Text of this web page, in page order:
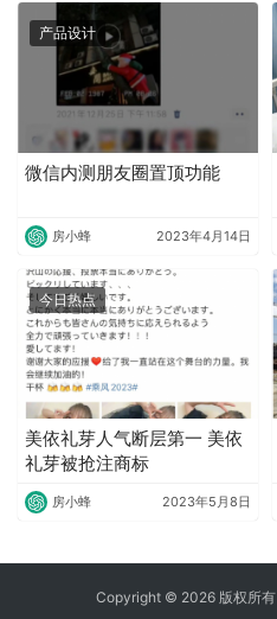
产品设计
微信内测朋友圈置顶功能
房小蜂 2023年4月14日
今日热点
美依礼芽人气断层第一 美依
礼芽被抢注商标
房小蜂 2023年5月8日
Copyright © 2026 版权所有